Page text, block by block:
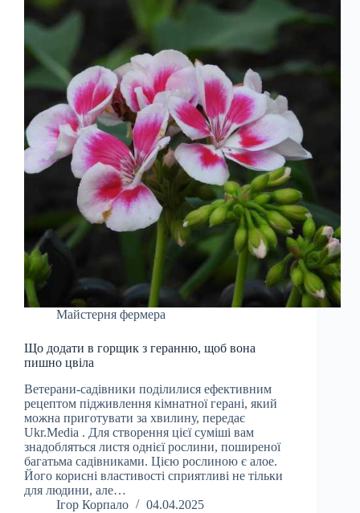
Майстерня фермера
Що додати в горщик з геранню, щоб вона
пишно цвіла
Ветерани-садівники поділилися ефективним
рецептом підживлення кімнатної герані, який
можна приготувати за хвилину, передає
Ukr.Media . Для створення цієї суміші вам
знадобляться листя однієї рослини, поширеної
багатьма садівниками. Цією рослиною є алое.
Його корисні властивості сприятливі не тільки
для людини, але…
Ігор Корпало
04.04.2025